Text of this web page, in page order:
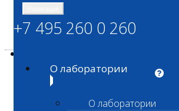
+7 495 260 0 260
О лаборатории
О лаборатории